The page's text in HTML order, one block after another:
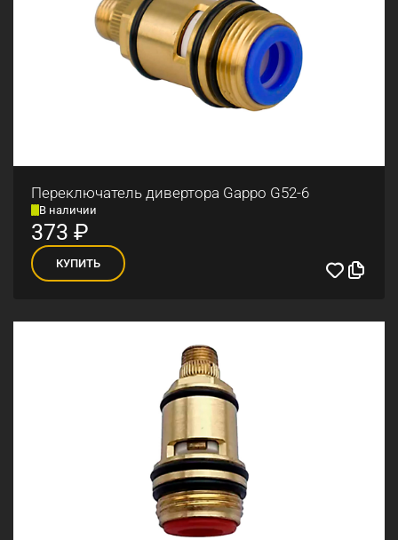
Переключатель дивертора Gappo G52-6
В наличии
373 ₽
КУПИТЬ